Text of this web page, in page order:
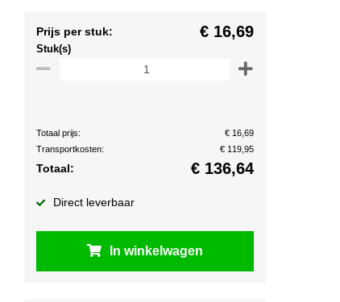
Prijs per stuk: € 16,69
Stuk(s)
Totaal prijs:
€ 16,69
Transportkosten:
€ 119,95
Totaal: € 136,64
Direct leverbaar
In winkelwagen